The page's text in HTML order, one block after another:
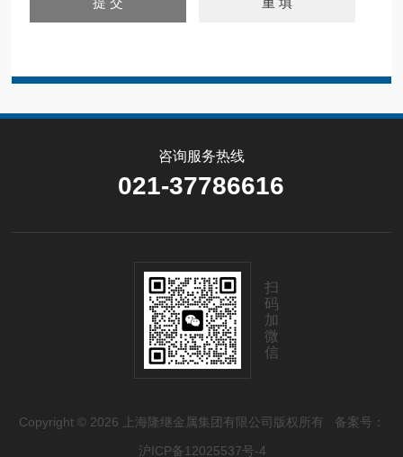
咨询服务热线
021-37786616
扫
码
加
微
信
Copyright © 2026 上海隆继金属集团有限公司版权所有 备案号：
沪ICP备12025537号-4